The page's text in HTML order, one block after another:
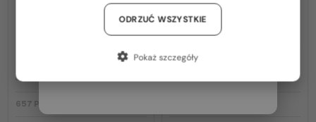
Sončna očala
JC4012 - 300613 - 60
657 PLN
Jimmy Choo
Niemcy / DE
Włochy / IT
ODRZUĆ WSZYSTKIE
Pokaż szczegóły